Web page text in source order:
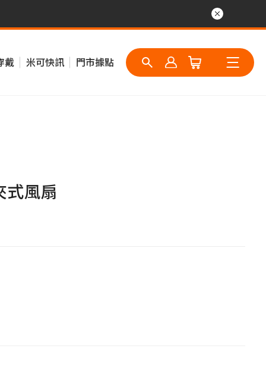
戴 米可快訊 門市據點
風扇